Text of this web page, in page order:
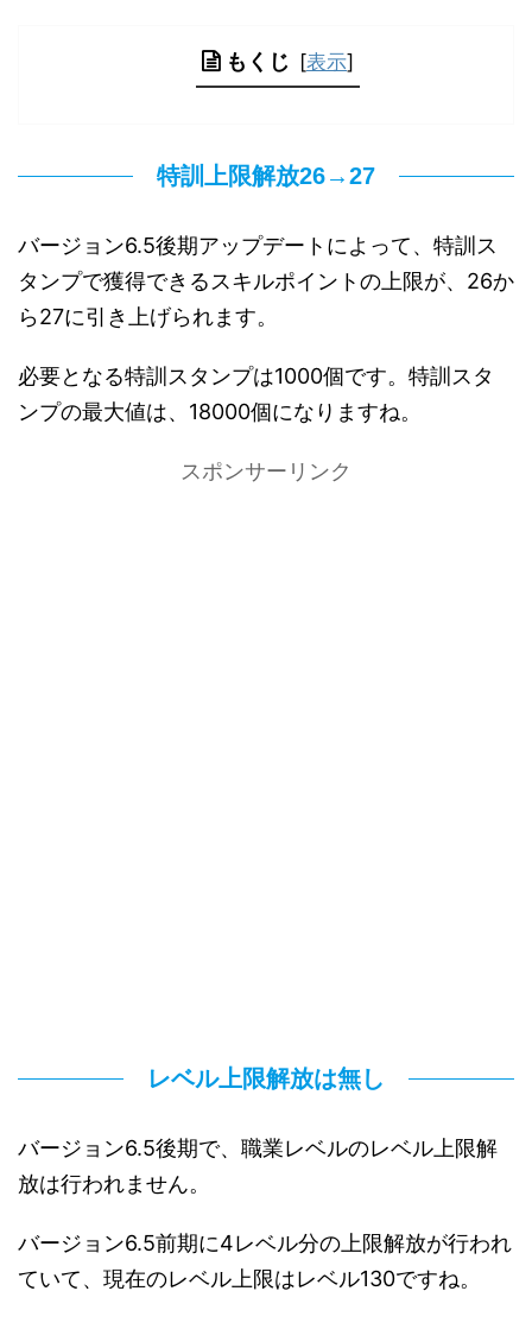
もくじ [表示]
特訓上限解放26→27
バージョン6.5後期アップデートによって、特訓ス
タンプで獲得できるスキルポイントの上限が、26か
ら27に引き上げられます。
必要となる特訓スタンプは1000個です。特訓スタ
ンプの最大値は、18000個になりますね。
スポンサーリンク
レベル上限解放は無し
バージョン6.5後期で、職業レベルのレベル上限解
放は行われません。
バージョン6.5前期に4レベル分の上限解放が行われ
ていて、現在のレベル上限はレベル130ですね。